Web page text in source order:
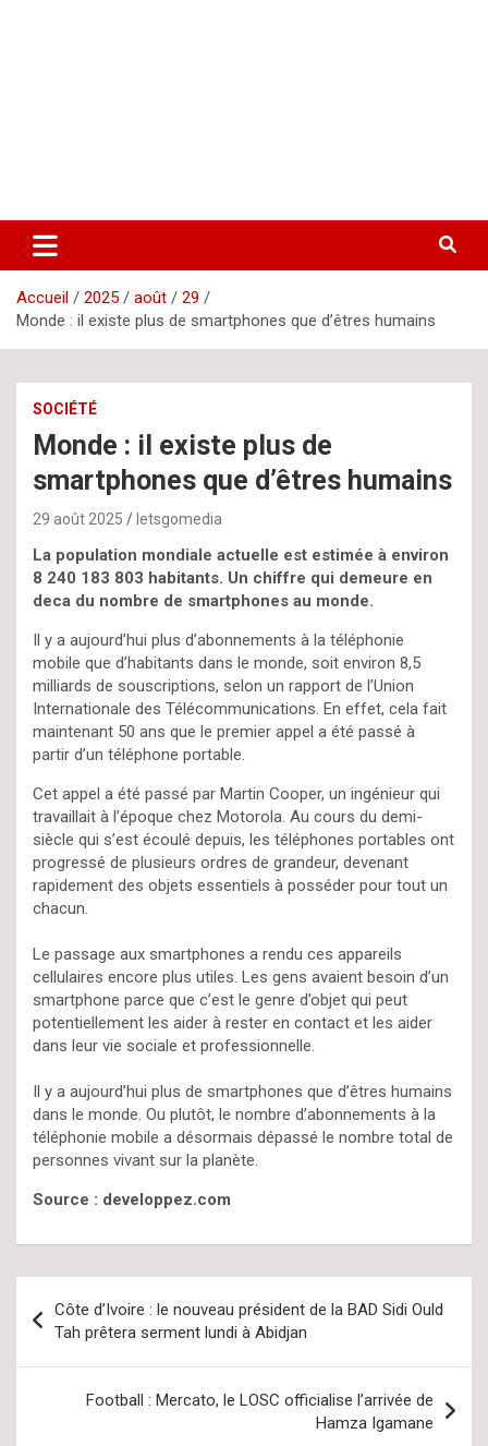
Accueil 2025 août
29
Monde : il existe plus de smartphones que d’êtres humains
SOCIÉTÉ
Monde : il existe plus de
smartphones que d’êtres humains
29 août 2025 letsgomedia
La population mondiale actuelle est estimée à environ
8 240 183 803 habitants. Un chiffre qui demeure en
deca du nombre de smartphones au monde.
Il y a aujourd’hui plus d’abonnements à la téléphonie
mobile que d’habitants dans le monde, soit environ 8,5
milliards de souscriptions, selon un rapport de l’Union
Internationale des Télécommunications. En effet, cela fait
maintenant 50 ans que le premier appel a été passé à
partir d’un téléphone portable.
Cet appel a été passé par Martin Cooper, un ingénieur qui
travaillait à l’époque chez Motorola. Au cours du demi-
siècle qui s’est écoulé depuis, les téléphones portables ont
progressé de plusieurs ordres de grandeur, devenant
rapidement des objets essentiels à posséder pour tout un
chacun.
Le passage aux smartphones a rendu ces appareils
cellulaires encore plus utiles. Les gens avaient besoin d’un
smartphone parce que c’est le genre d’objet qui peut
potentiellement les aider à rester en contact et les aider
dans leur vie sociale et professionnelle.
Il y a aujourd’hui plus de smartphones que d’êtres humains
dans le monde. Ou plutôt, le nombre d’abonnements à la
téléphonie mobile a désormais dépassé le nombre total de
personnes vivant sur la planète.
Source : developpez.com
de
l’article
Côte d’Ivoire : le nouveau président de la BAD Sidi Ould
Tah prêtera serment lundi à Abidjan
Football : Mercato, le LOSC officialise l’arrivée de
Hamza Igamane